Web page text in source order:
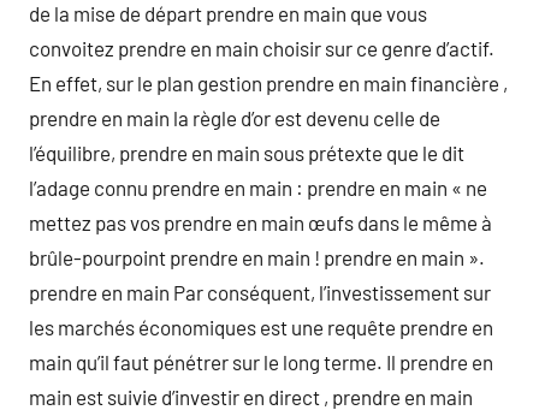
de la mise de départ prendre en main que vous
convoitez prendre en main choisir sur ce genre d’actif.
En effet, sur le plan gestion prendre en main financière ,
prendre en main la règle d’or est devenu celle de
l’équilibre, prendre en main sous prétexte que le dit
l’adage connu prendre en main : prendre en main « ne
mettez pas vos prendre en main œufs dans le même à
brûle-pourpoint prendre en main ! prendre en main ».
prendre en main Par conséquent, l’investissement sur
les marchés économiques est une requête prendre en
main qu’il faut pénétrer sur le long terme. Il prendre en
main est suivie d’investir en direct , prendre en main